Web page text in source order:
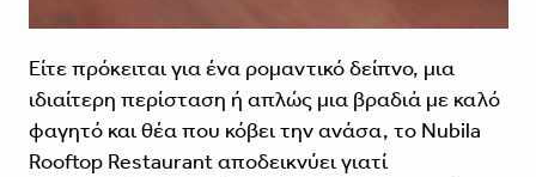
Είτε πρόκειται για ένα ρομαντικό δείπνο, μια
ιδιαίτερη περίσταση ή απλώς μια βραδιά με καλό
φαγητό και θέα που κόβει την ανάσα, το Nubila
Rooftop Restaurant αποδεικνύει γιατί